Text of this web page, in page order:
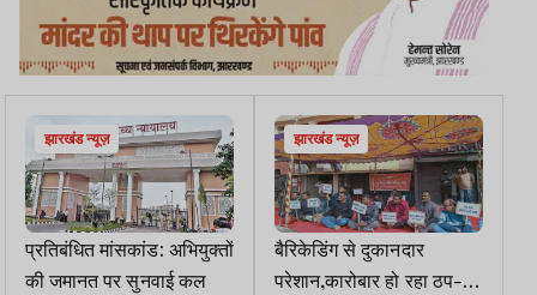
झारखंड न्यूज़
प्रतिबंधित मांसकांड: अभियुक्तों
की जमानत पर सुनवाई कल
झारखंड न्यूज़
बैरिकेडिंग से दुकानदार
परेशान,कारोबार हो रहा ठप-